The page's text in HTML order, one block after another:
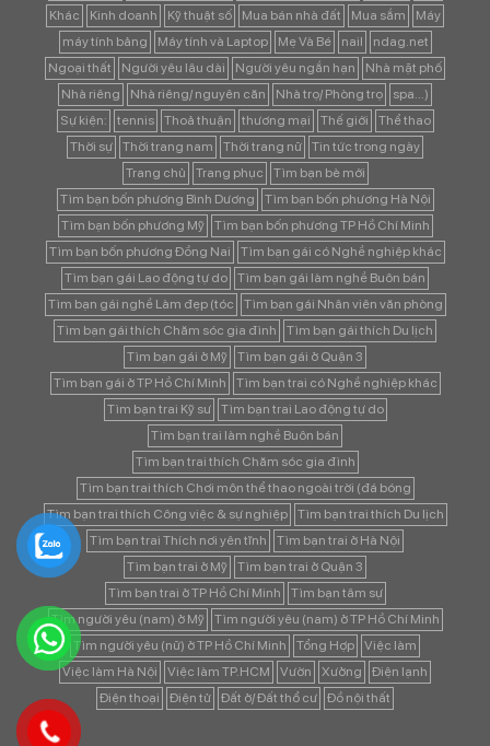
Khác
Kinh doanh Kỹ thuật số Mua bán nhà đất Mua sắm
Máy
máy tính bảng
Máy tính và Laptop Mẹ Và Bé nail
ndag.net
Ngoại thất
Người yêu lâu dài Người yêu ngắn hạn
Nhà mặt phố
Nhà riêng
Nhà riêng/ nguyên căn Nhà trọ/ Phòng trọ
spa...)
Sự kiện:
tennis Thoả thuận thương mại Thế giới
Thể thao
Thời sự
Thời trang nam Thời trang nữ
Tin tức trong ngày
Trang chủ
Trang phục
Tìm bạn bè mới
Tìm bạn bốn phương Bình Dương
Tìm bạn bốn phương Hà Nội
Tìm bạn bốn phương Mỹ
Tìm bạn bốn phương TP Hồ Chí Minh
Tìm bạn bốn phương Đồng Nai
Tìm bạn gái có Nghề nghiệp khác
Tìm bạn gái Lao động tự do
Tìm bạn gái làm nghề Buôn bán
Tìm bạn gái nghề Làm đẹp (tóc
Tìm bạn gái Nhân viên văn phòng
Tìm bạn gái thích Chăm sóc gia đình
Tìm bạn gái thích Du lịch
Tìm bạn gái ở Mỹ
Tìm bạn gái ở Quận 3
Tìm bạn gái ở TP Hồ Chí Minh
Tìm bạn trai có Nghề nghiệp khác
Tìm bạn trai Kỹ sư
Tìm bạn trai Lao động tự do
Tìm bạn trai làm nghề Buôn bán
Tìm bạn trai thích Chăm sóc gia đình
Tìm bạn trai thích Chơi môn thể thao ngoài trời (đá bóng
Tìm bạn trai thích Công việc & sự nghiệp
Tìm bạn trai thích Du lịch
Tìm bạn trai Thích nơi yên tĩnh
Tìm bạn trai ở Hà Nội
Tìm bạn trai ở Mỹ
Tìm bạn trai ở Quận 3
Tìm bạn trai ở TP Hồ Chí Minh
Tìm bạn tâm sự
Tìm người yêu (nam) ở Mỹ
Tìm người yêu (nam) ở TP Hồ Chí Minh
Tìm người yêu (nữ) ở TP Hồ Chí Minh
Tổng Hợp
Việc làm
Việc làm Hà Nội
Việc làm TP.HCM Vườn Xưởng
Điện lạnh
Điện thoại
Điện tử Đất ở/ Đất thổ cư Đồ nội thất